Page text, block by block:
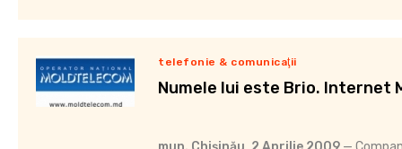
telefonie & comunicaţii
Numele lui este Brio. Internet